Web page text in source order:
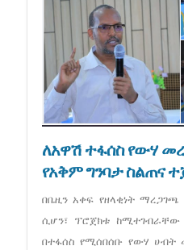
ለአዋሽ ተፋሰስ የውሃ
የአቅም ግንባታ ስልጠና
በቤዚን አቀፍ የዘላቂነት
ሲሆን፣ ፕሮጀክቱ
በተፋሰስ የሚሰበሰቡ የውሃ